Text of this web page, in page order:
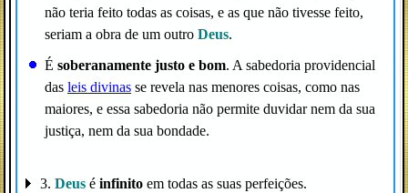
não teria feito todas as coisas, e as que não tivesse feito,
seriam a obra de um outro Deus.
É soberanamente justo e bom. A sabedoria providencial
das leis divinas se revela nas menores coisas, como nas
maiores, e essa sabedoria não permite duvidar nem da sua
justiça, nem da sua bondade.
3. Deus é infinito em todas as suas perfeições.